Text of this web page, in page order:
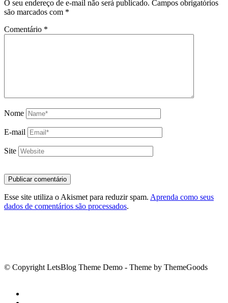
O seu endereço de e-mail não será publicado. Campos obrigatórios
são marcados com *
Comentário *
Nome
E-mail
Site
Esse site utiliza o Akismet para reduzir spam. Aprenda como seus
dados de comentários são processados.
© Copyright LetsBlog Theme Demo - Theme by ThemeGoods